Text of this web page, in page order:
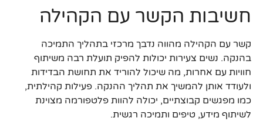
חשיבות הקשר עם הקהילה
קשר עם הקהילה מהווה נדבך מרכזי בתהליך התמיכה
בהנקה. נשים צעירות יכולות להפיק תועלת רבה משיתוף
חוויות עם אחרות, מה שיכול להוריד את תחושת הבדידות
ולעודד אותן להמשיך את תהליך ההנקה. פעילות קהילתית,
כמו מפגשים קבוצתיים, יכולה להוות פלטפורמה מצוינת
לשיתוף מידע, טיפים ותמיכה רגשית.